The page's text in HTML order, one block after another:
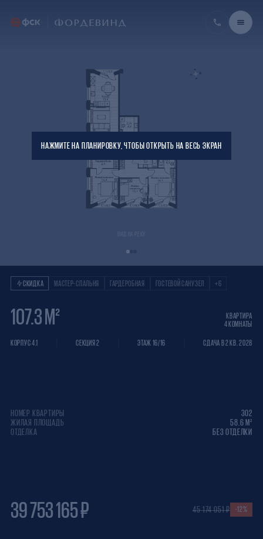
СКИДКА МАСТЕР-СПАЛЬНЯ ГАРДЕРОБНАЯ ГОСТЕВОЙ САНУЗЕЛ +6
Квартира 4
107.3 М²
КВАРТИРА
4 КОМНАТЫ
КОРПУС 4.1 СЕКЦИЯ 2 ЭТАЖ 16/16 СДАЧА В 2 КВ. 2028
НОМЕР КВАРТИРЫ
302
ЖИЛАЯ ПЛОЩАДЬ
58.6 М²
ОТДЕЛКА
БЕЗ ОТДЕЛКИ
39 753 165 ₽ 45 174 051 ₽ -12%
НАЖМИТЕ НА ПЛАНИРОВКУ, ЧТОБЫ ОТКРЫТЬ НА ВЕСЬ ЭКРАН